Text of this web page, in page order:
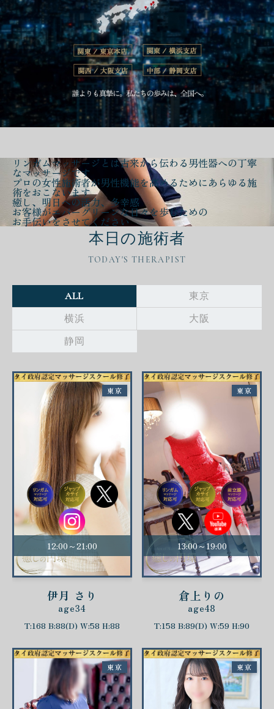
リンガムマッサージとは古来から伝わる男性器への丁寧
なマッサージです
プロの女性施術者が男性機能を高める ためにあらゆる施
術をおこないます
癒し、明日への活力、多幸感
お客様がエバーグリーンな日々を歩むための
お手伝いをさせてください
本日の施術者
TODAY'S THERAPIST
ALL
東京
横浜
大阪
静岡
12:00～21:00
伊月 さり
age34
T:168 B:88(D) W:58 H:88
東京
13:00～19:00
倉上りの
age48
T:158 B:89(D) W:59 H:90
東京
東京 東京